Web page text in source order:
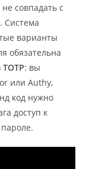
совпадать с
Система
варианты
обязательна
: вы
или Authy,
код нужно
доступ к